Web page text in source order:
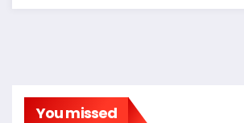
You missed